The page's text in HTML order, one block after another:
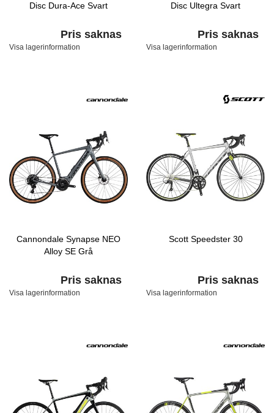
Disc Dura-Ace Svart
Pris saknas
Visa lagerinformation
Disc Ultegra Svart
Pris saknas
Visa lagerinformation
Cannondale Synapse NEO
Alloy SE Grå
Pris saknas
Visa lagerinformation
Scott Speedster 30
Pris saknas
Visa lagerinformation